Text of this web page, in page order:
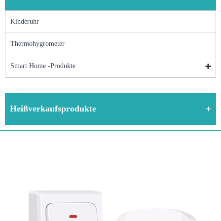
Kinderuhr
Thermohygrometer
Smart Home -Produkte
Heißverkaufsprodukte